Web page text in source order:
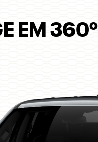
EM 360º